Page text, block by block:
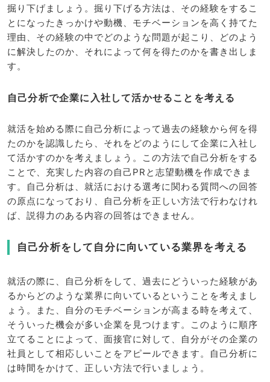
掘り下げましょう。掘り下げる方法は、その経験をするこ
とになったきっかけや動機、モチベーションを高く持てた
理由、その経験の中でどのような問題が起こり、どのよう
に解決したのか、それによって何を得たのかを書き出しま
す。
自己分析で企業に入社して活かせることを考える
就活を始める際に自己分析によって過去の経験から何を得
たのかを認識したら、それをどのようにして企業に入社し
て活かすのかを考えましょう。この方法で自己分析をする
ことで、充実した内容の自己PRと志望動機を作成できま
す。自己分析は、就活における選考に関わる質問への回答
の原点になっており、自己分析を正しい方法で行わなけれ
ば、説得力のある内容の回答はできません。
自己分析をして自分に向いている業界を考える
就活の際に、自己分析をして、過去にどういった経験があ
るからどのような業界に向いているということを考えまし
ょう。また、自分のモチベーションが高まる時を考えて、
そういった機会が多い企業を見つけます。このように順序
立てることによって、面接官に対して、自分がその企業の
社員として相応しいことをアピールできます。自己分析に
は時間をかけて、正しい方法で行いましょう。